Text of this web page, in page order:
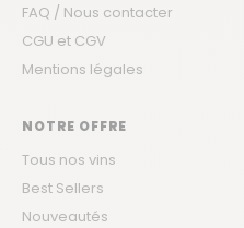
FAQ / Nous contacter
CGU et CGV
Mentions légales
NOTRE OFFRE
Tous nos vins
Best Sellers
Nouveautés